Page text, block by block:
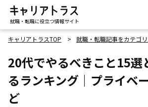
就職・転職に役立つ情報サイト
キャリアトラスTOP 就職・転職記事をカテゴ
20代でやるべきこと15選
るランキング｜プライベ
ど